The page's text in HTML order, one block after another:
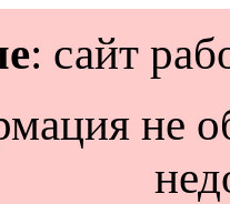
: сайт
не